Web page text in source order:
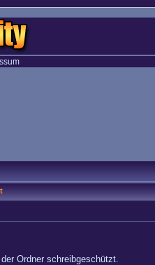
Ordner schreibgeschützt.